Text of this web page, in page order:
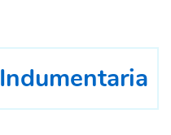
Indumentaria